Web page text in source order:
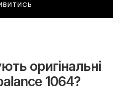
оригінальні
1064?